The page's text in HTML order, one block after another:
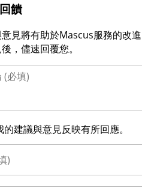
饋
見將有助於Mascus服務的改
，儘速回覆您。
建議與意見反映有所回應。